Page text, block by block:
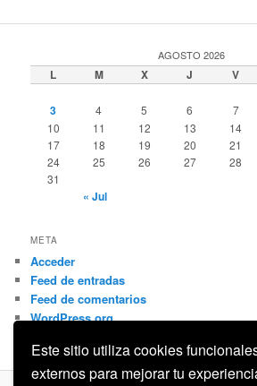
Este sitio utiliza cookies
externos para mejorar tu
AGOSTO 2026
L M X J V
3 4 5 6 7
10
11 12 13 14
17
18 19 20 21
24
25 26 27 28
31
« Jul
META
Acceder
Feed de entradas
Feed de comentarios
WordPress.org